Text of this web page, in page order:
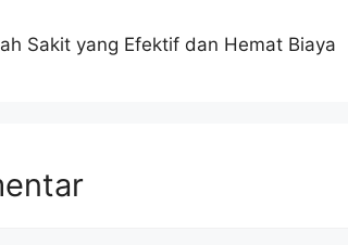
Sakit yang Efektif dan Hemat Biaya